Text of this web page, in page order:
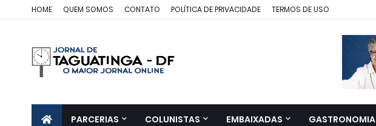
HOME QUEM SOMOS CONTATO POLÍTICA DE PRIVACIDADE TERMOS DE USO
PARCERIAS COLUNISTAS EMBAIXADAS GASTRONOMIA